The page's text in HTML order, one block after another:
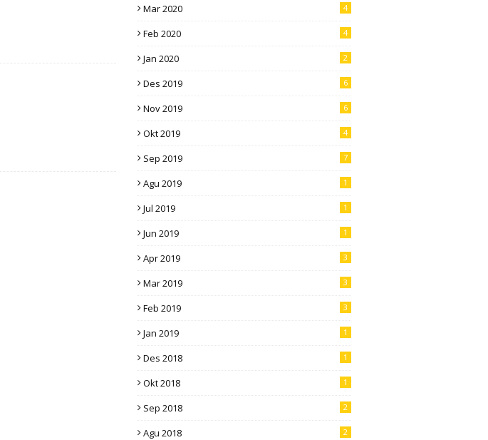
Mar 2020 4
Feb 2020 4
Jan 2020 2
Des 2019 6
Nov 2019 6
Okt 2019 4
Sep 2019 7
Agu 2019 1
Jul 2019 1
Jun 2019 1
Apr 2019 3
Mar 2019 3
Feb 2019 3
Jan 2019 1
Des 2018 1
Okt 2018 1
Sep 2018 2
Agu 2018 2